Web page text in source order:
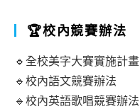
🏆校內競賽辦法
🔹全校美字大賽實施計畫
🔹校內語文競賽辦法
🔹校內英語歌唱競賽辦法